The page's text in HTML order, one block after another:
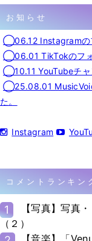
お知らせ
◯06.12 Instagramの
◯06.01 TikTokのフォ
◯10.11 YouTubeチャ
◯25.08.01
た。
Instagram
コメントランキン
1
【写真】写真
（２）
【音楽】「